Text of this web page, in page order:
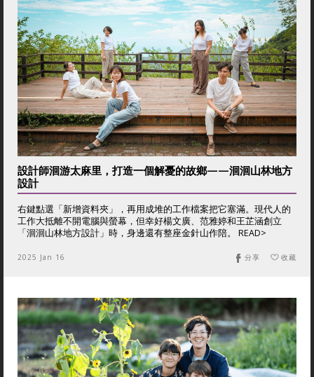
設計師洄游太麻里，打造一個解憂的故鄉——洄洄山林地方
設計
右鍵點選「新增資料夾」，再用成堆的工作檔案把它塞滿。現代人的
工作大抵離不開電腦與螢幕，但幸好楊文廣、范雅婷和王芷涵創立
「洄洄山林地方設計」時，身邊還有整座金針山作陪。 READ>
2025 Jan 16 收藏
分享